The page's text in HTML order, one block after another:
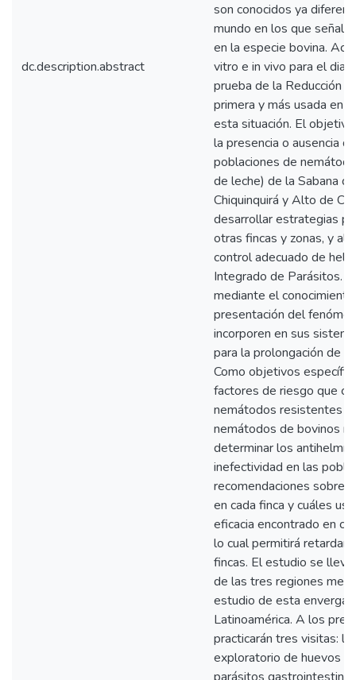
dc.description.abstract
son conocidos ya
mundo en los que
en la especie bovina.
vitro e in vivo para el
prueba de la Reducción
primera y más usada en
esta situación. El
la presencia o ausencia
poblaciones de
de leche) de la Sabana
Chiquinquirá y Alto de
desarrollar estrategias
otras fincas y zonas, y al
control adecuado de
Integrado de Parásitos.
mediante el
presentación del
incorporen en sus
para la prolongación de
Como objetivos
factores de riesgo que
nemátodos resistentes
nemátodos de bovinos
determinar los
inefectividad en las
recomendaciones sobre
en cada finca y cuáles
eficacia encontrado en
lo cual permitirá retardar
fincas. El estudio se
de las tres regiones
estudio de esta
Latinoamérica. A los
practicarán tres visitas:
exploratorio de huevos